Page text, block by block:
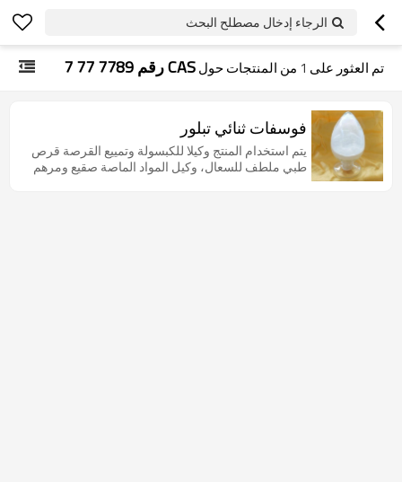
الرجاء إدخال مصطلح البحث
تم العثور على 1 من المنتجات حولCAS رقم 7789 77 7
فوسفات ثنائي تبلور
يتم استخدام المنتج وكيلا للكبسولة وتمييع القرصة قرص
طبي ملطف للسعال، وكيل المواد الماصة صقيع ومرهم